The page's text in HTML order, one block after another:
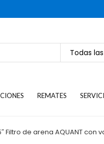
Todas
REMATES
Filtro de arena AQUANT con